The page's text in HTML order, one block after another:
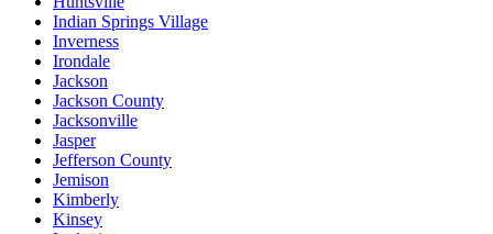
Indian Springs Village
Inverness
Irondale
Jackson
Jackson County
Jacksonville
Jasper
Jefferson County
Jemison
Kimberly
Kinsey